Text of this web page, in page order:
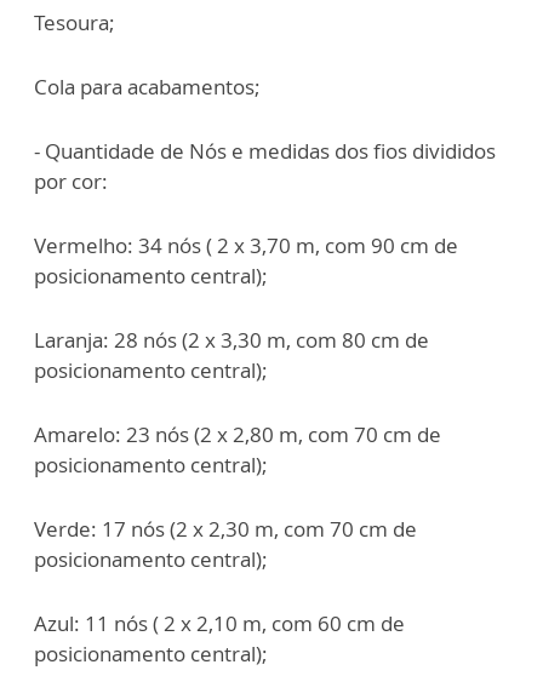
Tesoura;
Cola para acabamentos;
- Quantidade de Nós e medidas dos fios divididos
por cor:
Vermelho: 34 nós ( 2 x 3,70 m, com 90 cm de
posicionamento central);
Laranja: 28 nós (2 x 3,30 m, com 80 cm de
posicionamento central);
Amarelo: 23 nós (2 x 2,80 m, com 70 cm de
posicionamento central);
Verde: 17 nós (2 x 2,30 m, com 70 cm de
posicionamento central);
Azul: 11 nós ( 2 x 2,10 m, com 60 cm de
posicionamento central);